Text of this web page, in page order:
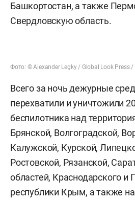
Башкортостан, а также
Свердловскую область.
Фото: © Alexander Legky / Global Look Press /
Всего за ночь дежурные
перехватили и уничтожили
беспилотника над
Брянской, Волгоградской,
Калужской, Курской,
Ростовской, Рязанской,
областей, Краснодарского и
республики Крым, а также